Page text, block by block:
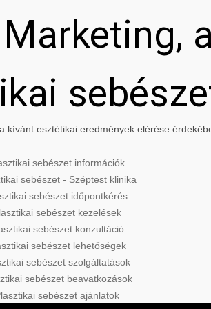
esztétikai eredmények elérése
sebészet információk
sebészet - Széptest klinika
sebészet időpontkérés
sebészet kezelések
sebészet konzultáció
sebészet lehetőségek
sebészet szolgáltatások
sebészet beavatkozások
sebészet ajánlatok